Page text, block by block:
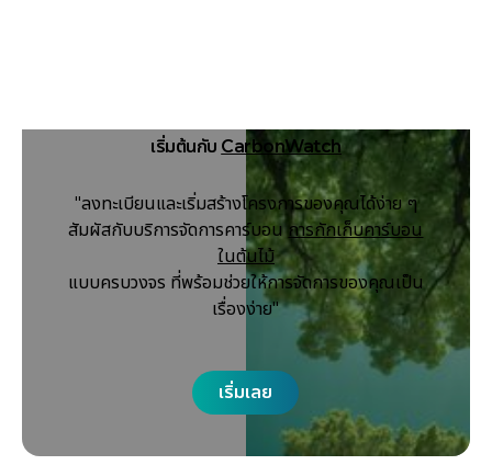
เริ่มต้นกับ CarbonWatch
"ลงทะเบียนและเริ่มสร้างโครงการของคุณได้ง่าย ๆ
สัมผัสกับบริการจัดการคาร์บอนการกักเก็บคาร์บอน
ในต้นไม้
แบบครบวงจร ที่พร้อมช่วยให้การจัดการของคุณเป็น
เรื่องง่าย"
เริ่มเลย
เริ่มเลย